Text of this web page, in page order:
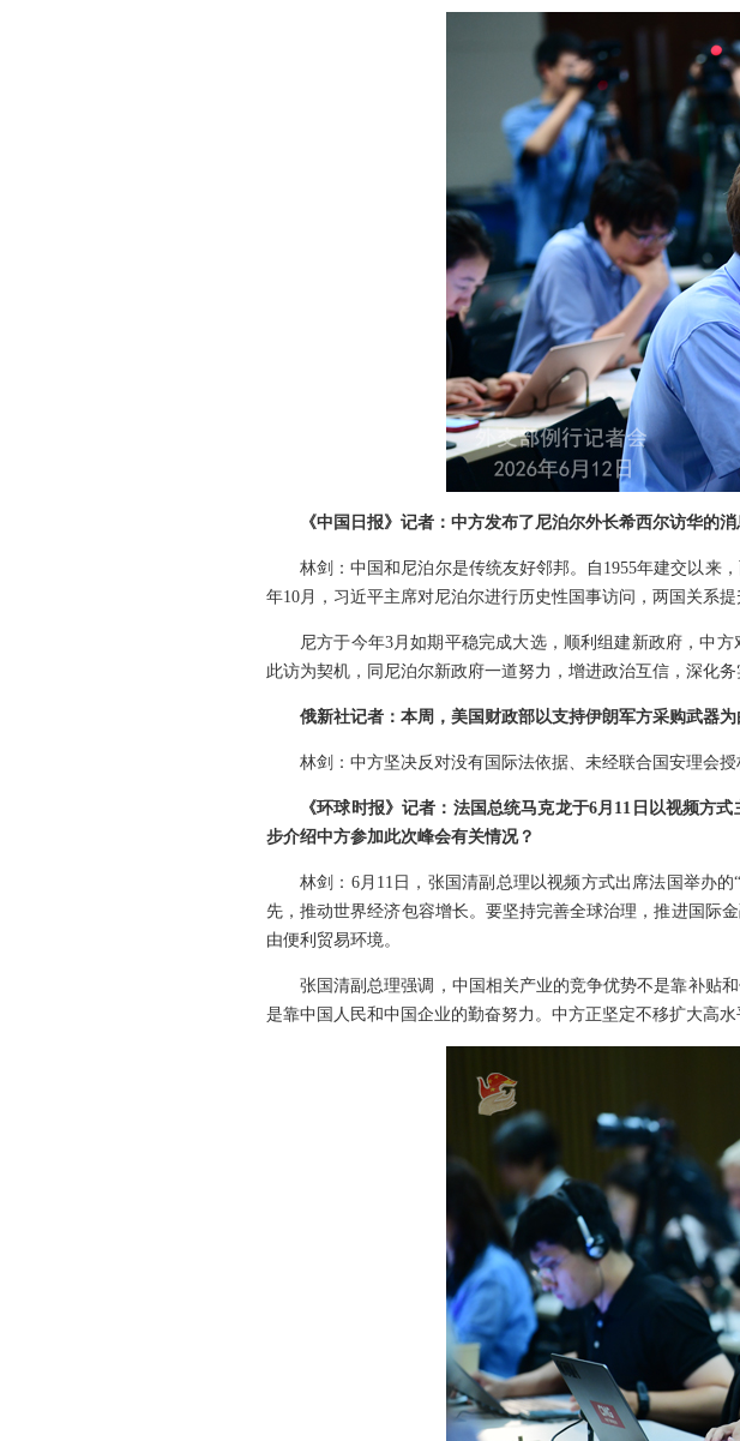
《中国日报》记者：中方发布了尼泊尔外长希西尔访华的
林剑：中国和尼泊尔是传统友好邻邦。自1955年建交以来
年10月，习近平主席对尼泊尔进行历史性国事访问，两国关系
尼方于今年3月如期平稳完成大选，顺利组建新政府，中
此访为契机，同尼泊尔新政府一道努力，增进政治互信，深化
俄新社记者：本周，美国财政部以支持伊朗军方采购武器
林剑：中方坚决反对没有国际法依据、未经联合国安理会
《环球时报》记者：法国总统马克龙于6月11日以视频方
步介绍中方参加此次峰会有关情况？
林剑：6月11日，张国清副总理以视频方式出席法国举办
先，推动世界经济包容增长。要坚持完善全球治理，推进国际
由便利贸易环境。
张国清副总理强调，中国相关产业的竞争优势不是靠补贴
是靠中国人民和中国企业的勤奋努力。中方正坚定不移扩大高